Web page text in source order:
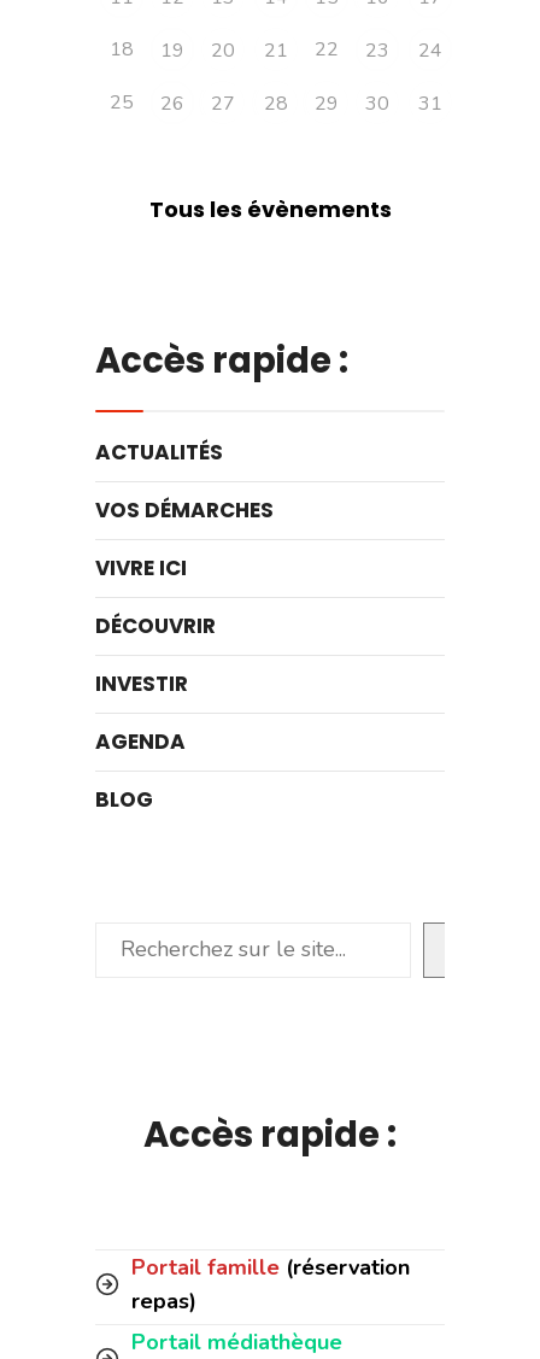
18
19 20 21 22 23
24
25
26 27 28 29 30 31
Tous les évènements
Accès rapide :
ACTUALITÉS
VOS DÉMARCHES
VIVRE ICI
DÉCOUVRIR
INVESTIR
AGENDA
BLOG
Rechercher
Accès rapide :
Portail famille (réservation
repas)
Portail médiathèque